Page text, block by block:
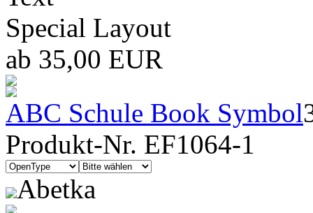
Special Layout
ab 35,00 EUR
ABC Schule Book Symbol
Produkt-Nr. EF1064-1
Abetka